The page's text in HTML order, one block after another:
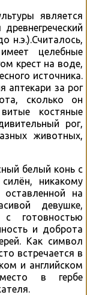
является
н.э.).Считалось,
целебные
крест на воде,
источника.
аптекари за рог
сколько он
костяные
рог,
животных,
белый конь с
никакому
на
девушке,
готовностью
и доброта
Как символ
встречается в
и английском
в гербе